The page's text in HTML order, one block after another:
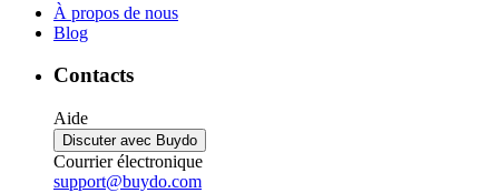
À propos de nous
Blog
Contacts
Aide
Discuter avec Buydo
Courrier électronique
support@buydo.com